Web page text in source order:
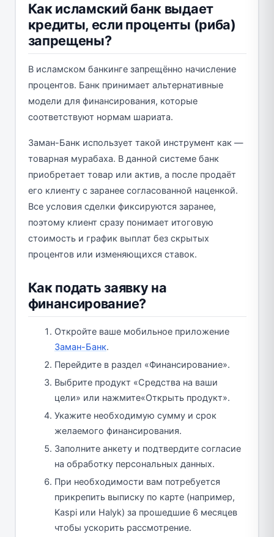
Как исламский банк выдает
кредиты, если проценты (риба)
запрещены?
В исламском банкинге запрещённо начисление
процентов. Банк принимает альтернативные
модели для финансирования, которые
соответствуют нормам шариата.
Заман-Банк использует такой инструмент как —
товарная мурабаха. В данной системе банк
приобретает товар или актив, а после продаёт
его клиенту с заранее согласованной наценкой.
Все условия сделки фиксируются заранее,
поэтому клиент сразу понимает итоговую
стоимость и график выплат без скрытых
процентов или изменяющихся ставок.
Как подать заявку на
финансирование?
Откройте ваше мобильное приложение
Заман-Банк.
Перейдите в раздел «Финансирование».
Выбрите продукт «Средства на ваши
цели» или нажмите«Открыть продукт».
Укажите необходимую сумму и срок
желаемого финансирования.
Заполните анкету и подтвердите согласие
на обработку персональных данных.
При необходимости вам потребуется
прикрепить выписку по карте (например,
Kaspi или Halyk) за прошедшие 6 месяцев
чтобы ускорить рассмотрение.